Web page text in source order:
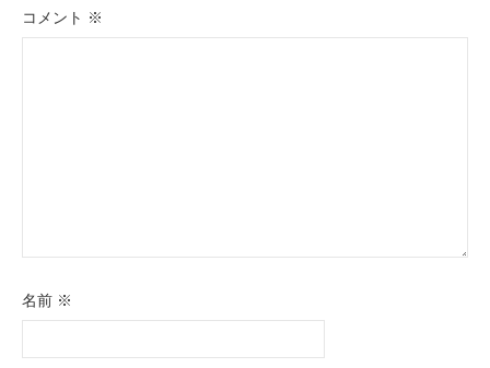
ョ
コメント ※
名前 ※